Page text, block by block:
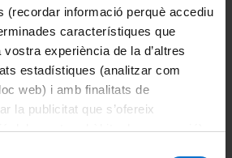
(recordar informació perquè accediu
característiques que
experiència de la d’altres
estadístiques (analitzar com
web) i amb finalitats de
la publicitat que s’ofereix
dels vostres hàbits de navegació).